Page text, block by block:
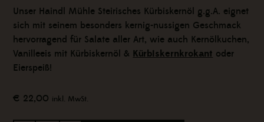
Unser Haindl Mühle Steirisches Kürbiskernöl g.g.A. eignet
sich mit seinem besonders kernig-nussigen Geschmack
hervorragend für Salate aller Art, wie auch Kernölkuchen,
Vanilleeis mit Kürbiskernöl & Kürbiskernkrokant oder
Eierspeiß!
€ 22,00 inkl. MwSt.